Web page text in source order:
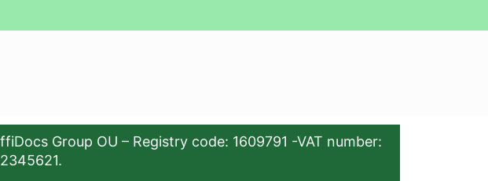
Group OU – Registry code: 1609791 -VAT number: